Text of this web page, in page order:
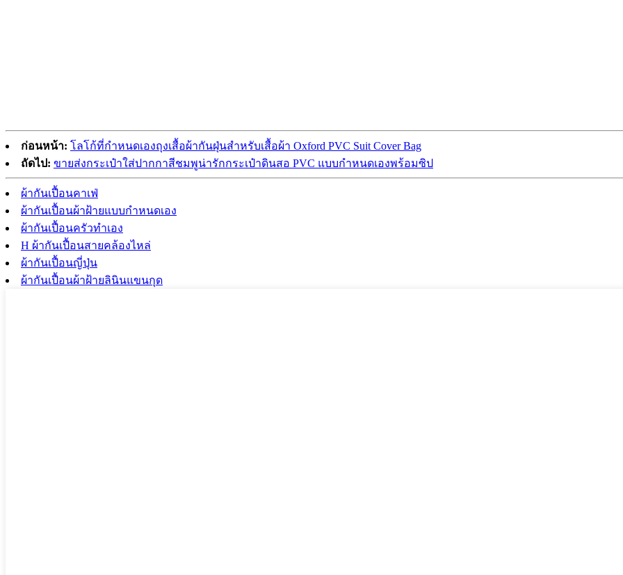
ก่อนหน้า: โลโก้ที่กำหนดเองถุงเสื้อผ้ากันฝุ่นสำหรับเสื้อผ้า Oxford PVC Suit Cover Bag
ถัดไป: ขายส่งกระเป๋าใส่ปากกาสีชมพูน่ารักกระเป๋าดินสอ PVC แบบกำหนดเองพร้อมซิป
ผ้ากันเปื้อนคาเฟ่
ผ้ากันเปื้อนผ้าฝ้ายแบบกำหนดเอง
ผ้ากันเปื้อนครัวทำเอง
H ผ้ากันเปื้อนสายคล้องไหล่
ผ้ากันเปื้อนญี่ปุ่น
ผ้ากันเปื้อนผ้าฝ้ายลินินแขนกุด